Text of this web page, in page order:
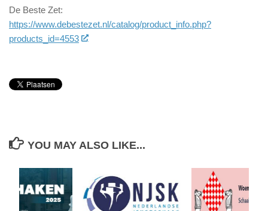
De Beste Zet:
https://www.debestezet.nl/catalog/product_info.php?
products_id=4553
YOU MAY ALSO LIKE...